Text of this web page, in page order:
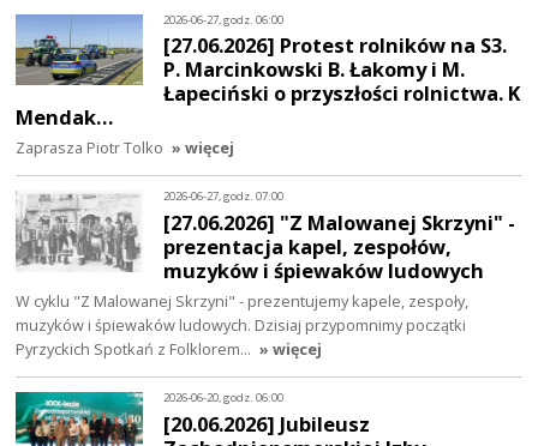
2026-06-27, godz. 06:00
[27.06.2026] Protest rolników na S3.
P. Marcinkowski B. Łakomy i M.
Łapeciński o przyszłości rolnictwa. K
Mendak…
Zaprasza Piotr Tolko » więcej
2026-06-27, godz. 07:00
[27.06.2026] "Z Malowanej Skrzyni" -
prezentacja kapel, zespołów,
muzyków i śpiewaków ludowych
W cyklu "Z Malowanej Skrzyni" - prezentujemy kapele, zespoły,
muzyków i śpiewaków ludowych. Dzisiaj przypomnimy początki
Pyrzyckich Spotkań z Folklorem… » więcej
2026-06-20, godz. 06:00
[20.06.2026] Jubileusz